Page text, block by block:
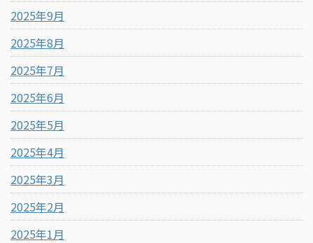
2025年9月
2025年8月
2025年7月
2025年6月
2025年5月
2025年4月
2025年3月
2025年2月
2025年1月